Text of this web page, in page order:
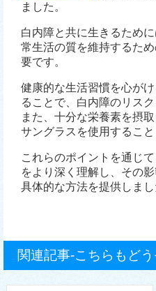
ました。
白内障と共に生きるため
常生活の質を維持するた
要です。
健康的な生活習慣を心が
ることで、白内障のリス
また、十分な栄養素を摂
サングラスを使用すること
これらのポイントを通じ
をより深く理解し、その
具体的な方法を提供しまし
関連記事-こちらもど